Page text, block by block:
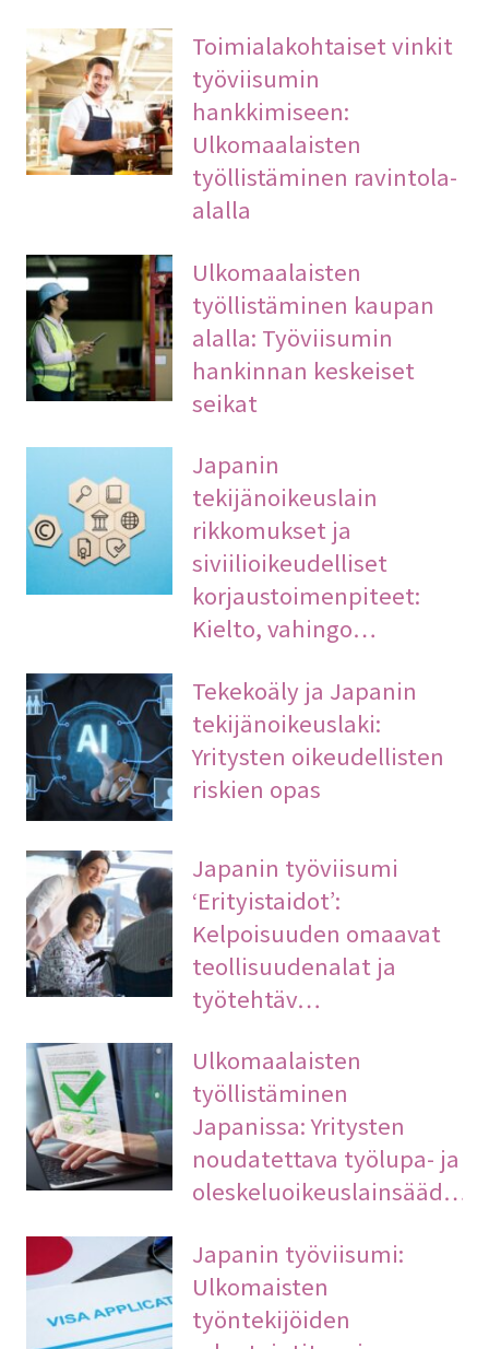
Toimialakohtaiset vinkit
työviisumin
hankkimiseen:
Ulkomaalaisten
työllistäminen ravintola-
alalla
Ulkomaalaisten
työllistäminen kaupan
alalla: Työviisumin
hankinnan keskeiset
seikat
Japanin
tekijänoikeuslain
rikkomukset ja
siviilioikeudelliset
korjaustoimenpiteet:
Kielto, vahingo…
Tekekoäly ja Japanin
tekijänoikeuslaki:
Yritysten oikeudellisten
riskien opas
Japanin työviisumi
‘Erityistaidot’:
Kelpoisuuden omaavat
teollisuudenalat ja
työtehtäv…
Ulkomaalaisten
työllistäminen
Japanissa: Yritysten
noudatettava työlupa- ja
oleskeluoikeuslainsääd…
Japanin työviisumi:
Ulkomaisten
työntekijöiden